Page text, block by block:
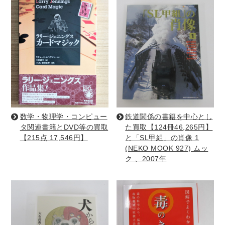
建築家・建設・建築構造
彫刻・工芸
日本の伝統文化
東洋の建築
楽譜・スコア・音楽書
西洋の建築
理工書関係
科学書・工学書・コンピュータ書籍
宇宙学・天文学 工学書 数学書
海洋学
物理学
生物・バイオテクノロジー
科学書
農学
金属・鉱学
電気・通信
IT・テクノロジー・コンピュータ
エネルギー
医学書・東洋医学書
歯学書・歯科衛生士 看護学書
眼科学
数学・物理学・コンピュー
タ関連書籍とDVD等の買取
【215点 17,546円】
鉄道関係の書籍を中心とし
た買取【124冊46,265円】
と「SL甲組」の肖像 1
(NEKO MOOK 927) ムッ
ク 、2007年